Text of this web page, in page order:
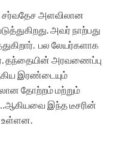
அளவிலான
அவர் நாற்பது
பல லேயர்களாக
தந்தையின் அரவணைப்பு
இரண்டையும்
தோற்றம் மற்றும்
இந்த டீசரின்
உள்ளன.